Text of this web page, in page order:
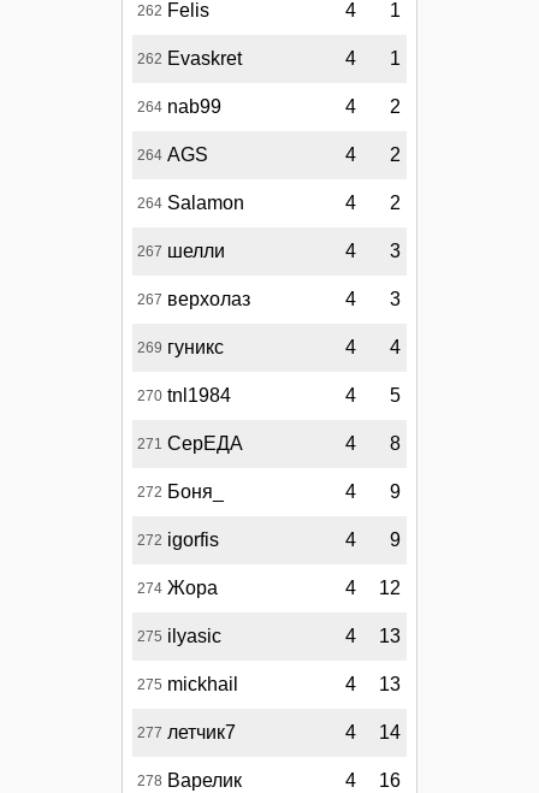
262 Felis 4 1
262 Evaskret 4 1
264 nab99 4 2
264 AGS 4 2
264 Salamon 4 2
267 шелли 4 3
267 верхолаз 4 3
269 гуникс 4 4
270 tnl1984 4 5
271 СерЕДА 4 8
272 Боня_ 4 9
272 igorfis 4 9
274 Жора 4 12
275 ilyasic 4 13
275 mickhail 4 13
277 летчик7 4 14
278 Варелик 4 16